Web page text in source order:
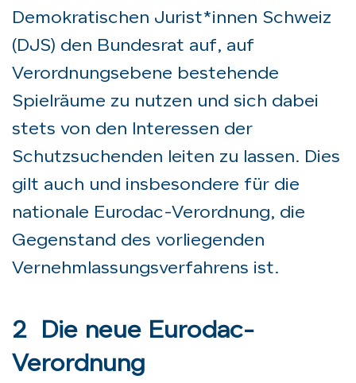
Demokratischen Jurist*innen Schweiz
(DJS) den Bundesrat auf, auf
Verordnungsebene bestehende
Spielräume zu nutzen und sich dabei
stets von den Interessen der
Schutzsuchenden leiten zu lassen. Dies
gilt auch und insbesondere für die
nationale Eurodac-Verordnung, die
Gegenstand des vorliegenden
Vernehmlassungsverfahrens ist.
2 Die neue Eurodac-
Verordnung